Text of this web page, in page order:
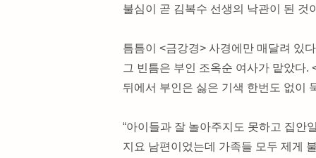
불심이 곧 김복수 선생의 낙관이 된 것
틈틈이 <금강경> 사경에만 매달려 있
그 빈틈은 부인 조옥순 여사가 맡았다.
뒤에서 부인은 싫은 기색 한번도 없이
“아이들과 잘 놀아주지도 못하고 집안
지요 남편이었는데 가족들 모두 제게